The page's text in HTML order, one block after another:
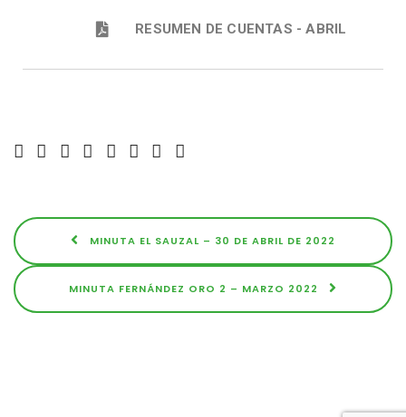
RESUMEN DE CUENTAS - ABRIL
MINUTA EL SAUZAL – 30 DE ABRIL DE 2022
MINUTA FERNÁNDEZ ORO 2 – MARZO 2022